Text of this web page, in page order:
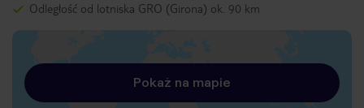
Odległość od lotniska GRO (Girona) ok. 90 km
Pokaż na mapie